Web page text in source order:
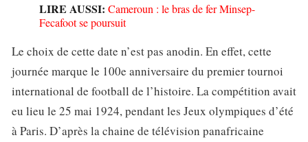
LIRE AUSSI: Cameroun : le bras de fer Minsep-
Fecafoot se poursuit
Le choix de cette date n’est pas anodin. En effet, cette
journée marque le 100e anniversaire du premier tournoi
international de football de l’histoire. La compétition avait
eu lieu le 25 mai 1924, pendant les Jeux olympiques d’été
à Paris. D’après la chaine de télévision panafricaine